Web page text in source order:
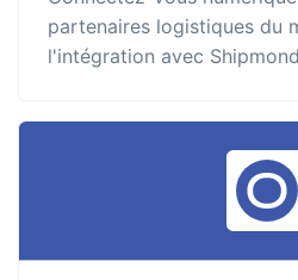
partenaires logistiques du
l'intégration avec